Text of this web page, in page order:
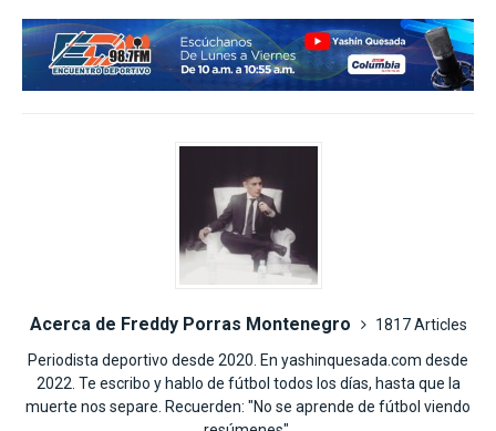
Acerca de Freddy Porras Montenegro
1817 Articles
Periodista deportivo desde 2020. En yashinquesada.com desde
2022. Te escribo y hablo de fútbol todos los días, hasta que la
muerte nos separe. Recuerden: "No se aprende de fútbol viendo